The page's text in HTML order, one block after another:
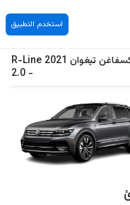
استخدم التطبيق
تيغوان 2021
R-Line
-
2.0